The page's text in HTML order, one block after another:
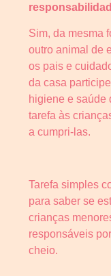
Sim, da mesma
outro animal de
os pais e
da casa
higiene e saúde
tarefa às
a cumpri-las.
Tarefa simples
para saber se
crianças
responsáveis
cheio.